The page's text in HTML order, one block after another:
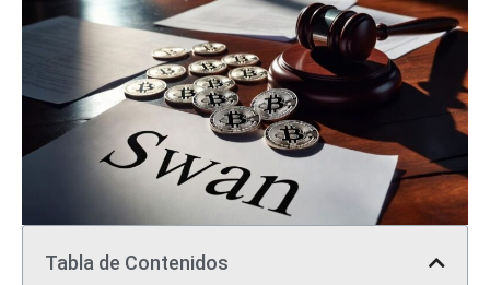
Tabla de Contenidos